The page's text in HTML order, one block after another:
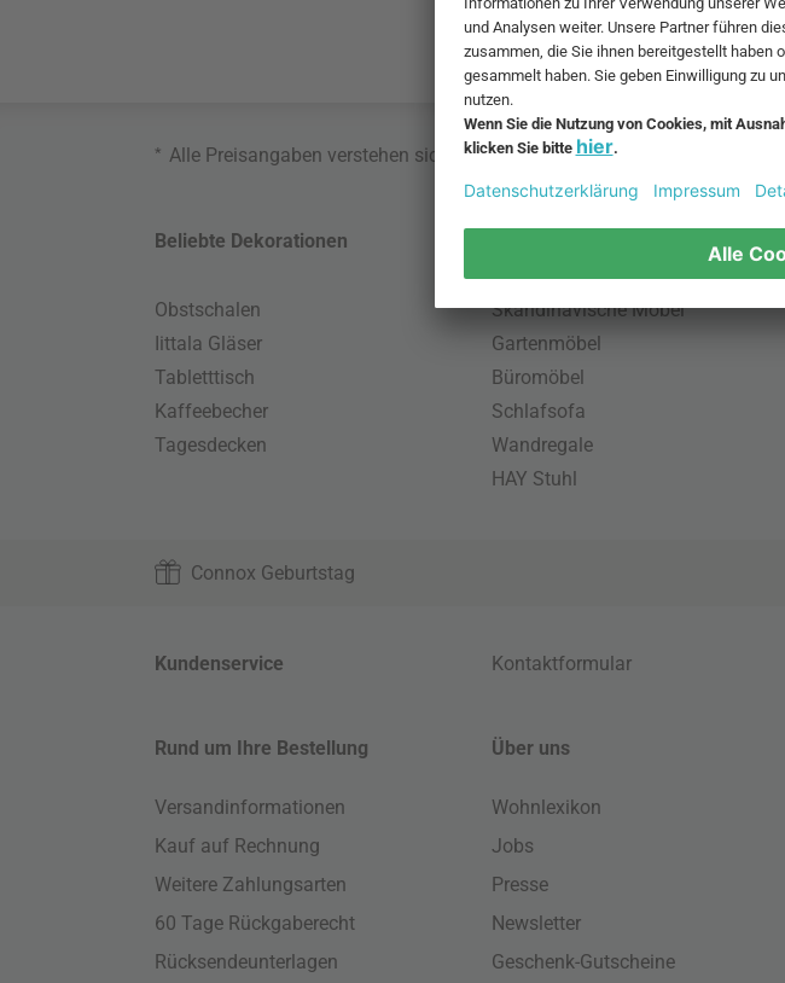
* Alle Preisangaben verstehen sich inklusive MwSt. und zzgl.
Beliebte Dekorationen
Obstschalen
Iittala Gläser
Tabletttisch
Kaffeebecher
Tagesdecken
Skandinavische Möbel
Gartenmöbel
Büromöbel
Schlafsofa
Wandregale
HAY Stuhl
Connox Geburtstag
Kundenservice Kontaktformular
Rund um Ihre Bestellung
Versandinformationen
Kauf auf Rechnung
Weitere Zahlungsarten
60 Tage Rückgaberecht
Rücksendeunterlagen
Über uns
Wohnlexikon
Jobs
Presse
Newsletter
Geschenk-Gutscheine